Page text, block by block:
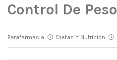
Control De Peso
Parafarmacia Dietas Y Nutrición